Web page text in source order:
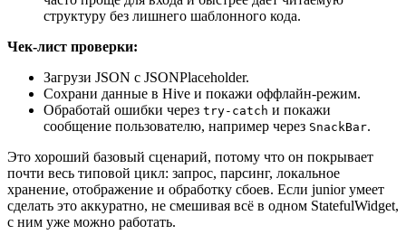
структуру без лишнего шаблонного кода.
Чек-лист проверки:
Загрузи JSON с JSONPlaceholder.
Сохрани данные в Hive и покажи оффлайн-режим.
Обработай ошибки через try-catch и покажи
сообщение пользователю, например через SnackBar.
Это хороший базовый сценарий, потому что он покрывает
почти весь типовой цикл: запрос, парсинг, локальное
хранение, отображение и обработку сбоев. Если junior умеет
сделать это аккуратно, не смешивая всё в одном StatefulWidget,
с ним уже можно работать.